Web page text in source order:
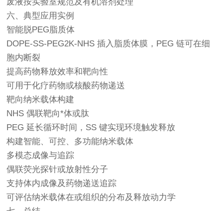
六、典型应用实例
智能脱PEG脂质体
DOPE-SS-PEG2K-NHS 插入脂质体膜，PEG 链可在细
胞内断裂
提高药物释放效率和靶向性
可用于化疗药物或核酸药物递送
靶向纳米载体构建
NHS 偶联靶向*体或肽
PEG 延长循环时间，SS 键实现环境触发释放
构建智能、可控、多功能纳米载体
多模态成像与追踪
偶联荧光探针或放射性分子
支持体内成像及药物递送追踪
可评估纳米载体在或组织的分布及释放动力学